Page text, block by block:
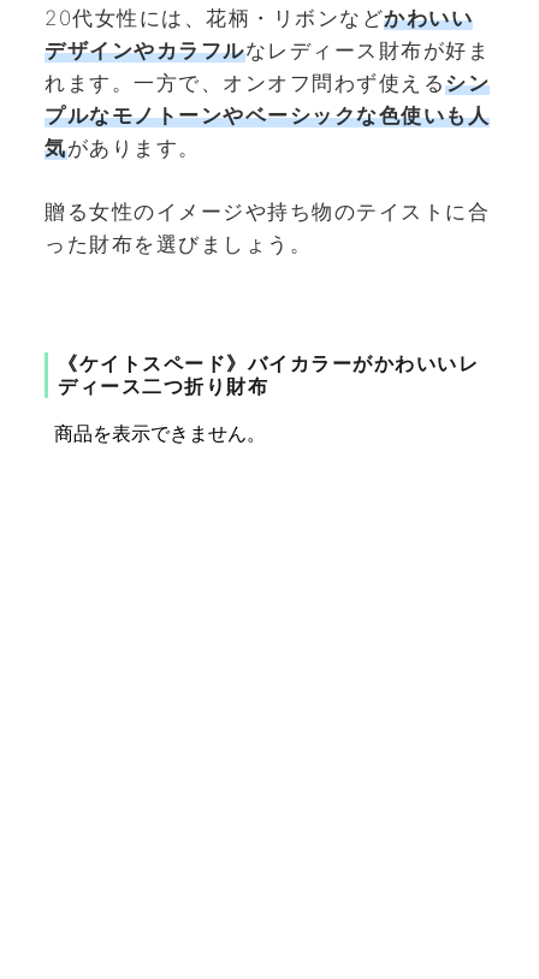
20代女性には、花柄・リボンなどかわいい
デザインやカラフルなレディース財布が好ま
れます。一方で、オンオフ問わず使えるシン
プルなモノトーンやベーシックな色使いも人
気があります。
贈る女性のイメージや持ち物のテイストに合
った財布を選びましょう。
《ケイトスペード》バイカラーがかわいいレ
ディース二つ折り財布